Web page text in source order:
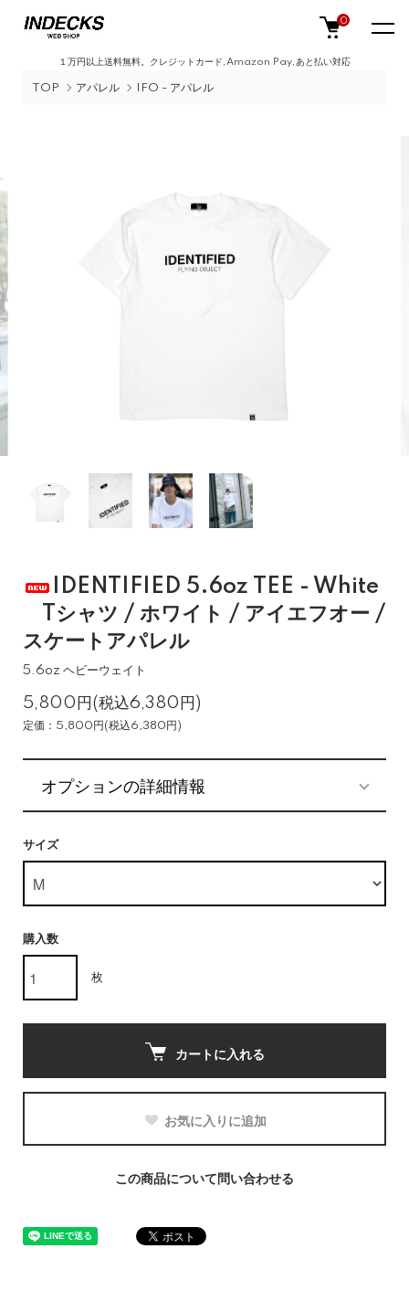
１万円以上送料無料。クレジットカード,Amazon Pay,あと払い対応
0
TOP アパレル IFO - アパレル
IDENTIFIED 5.6oz TEE - White
Tシャツ / ホワイト / アイエフオー /
スケートアパレル
5.6oz ヘビーウェイト
5,800円(税込6,380円)
定価：5,800円(税込6,380円)
オプションの詳細情報
サイズ
購入数
枚
カートに入れる
お気に入りに追加
この商品について問い合わせる